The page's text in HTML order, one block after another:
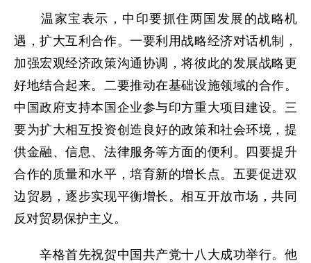
温家宝表示，中印要抓住两国发展的战略机
遇，扩大互利合作。一要利用战略经济对话机制，
加强宏观经济政策沟通协调，将彼此的发展战略更
好地结合起来。二要推动在基础设施领域的合作。
中国政府支持本国企业参与印方重大项目建设。三
要为扩大相互投资创造良好的政策和社会环境，提
供金融、信息、法律服务等方面的便利。四要提升
合作的质量和水平，培育新的增长点。五要促进双
边贸易，逐步实现平衡增长。相互开放市场，共同
反对贸易保护主义。
辛格首先祝贺中国共产党十八大成功举行。他